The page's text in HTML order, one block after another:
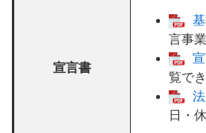
宣言書
言事
覧で
日・